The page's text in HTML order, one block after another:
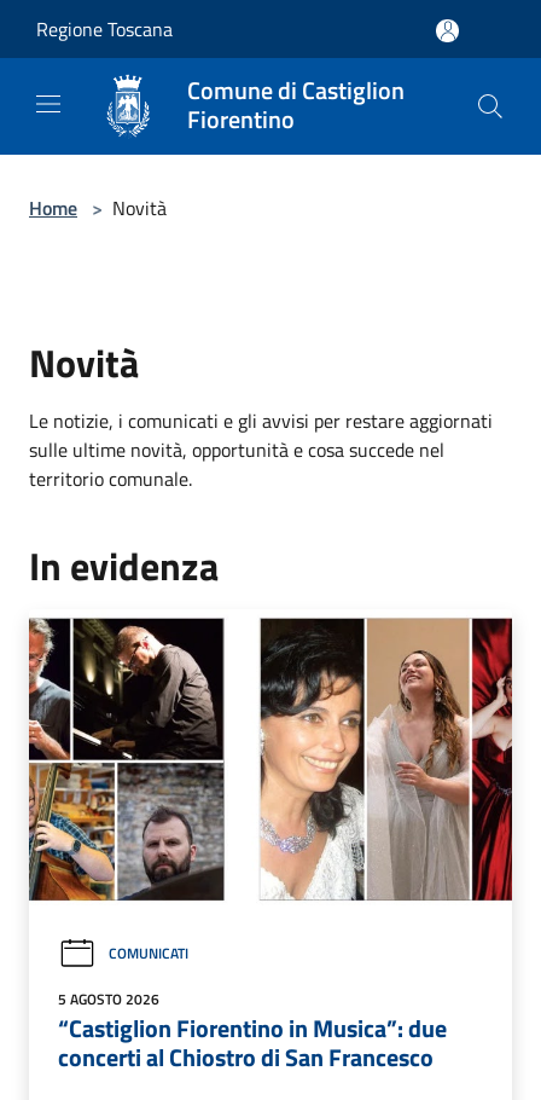
Regione Toscana
Comune di Castiglion
Fiorentino
Home > Novità
Novità
Le notizie, i comunicati e gli avvisi per restare aggiornati
sulle ultime novità, opportunità e cosa succede nel
territorio comunale.
In evidenza
COMUNICATI
5 AGOSTO 2026
“Castiglion Fiorentino in Musica”: due
concerti al Chiostro di San Francesco